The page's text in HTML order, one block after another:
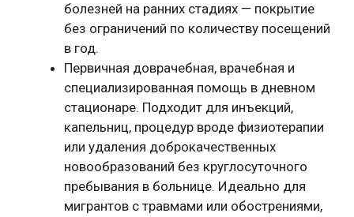
болезней на ранних стадиях — покрытие
без ограничений по количеству посещений
в год.
Первичная доврачебная, врачебная и
специализированная помощь в дневном
стационаре. Подходит для инъекций,
капельниц, процедур вроде физиотерапии
или удаления доброкачественных
новообразований без круглосуточного
пребывания в больнице. Идеально для
мигрантов с травмами или обострениями,